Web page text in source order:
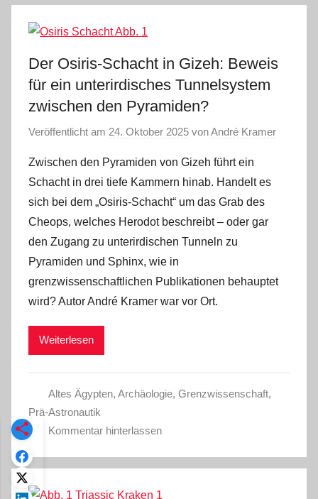
Der Osiris-Schacht in Gizeh: Beweis
für ein unterirdisches Tunnelsystem
zwischen den Pyramiden?
Veröffentlicht am 24. Oktober 2025 vonAndré Kramer
Zwischen den Pyramiden von Gizeh führt ein
Schacht in drei tiefe Kammern hinab. Handelt es
sich bei dem „Osiris-Schacht“ um das Grab des
Cheops, welches Herodot beschreibt – oder gar
den Zugang zu unterirdischen Tunneln zu
Pyramiden und Sphinx, wie in
grenzwissenschaftlichen Publikationen behauptet
wird? Autor André Kramer war vor Ort.
Weiterlesen
Altes Ägypten, Archäologie, Grenzwissenschaft,
Prä-Astronautik
Kommentar hinterlassen